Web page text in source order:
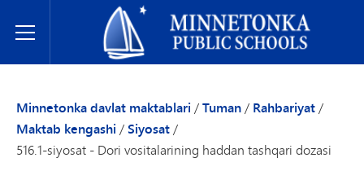
Toggle Menu
Minnetonka davlat maktablari
Minnetonka davlat maktablari /Tuman/ Rahbariyat/
Maktab kengashi /Siyosat/
516.1-siyosat - Dori vositalarining haddan tashqari dozasi